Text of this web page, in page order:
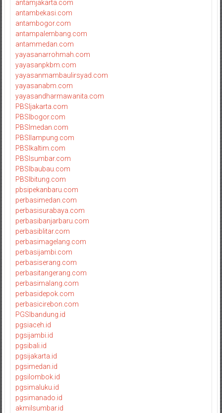
antamjakarta.com
antambekasi.com
antambogor.com
antampalembang.com
antammedan.com
yayasanarrohmah.com
yayasanpkbm.com
yayasanmambaulirsyad.com
yayasanabm.com
yayasandharmawanita.com
PBSIjakarta.com
PBSIbogor.com
PBSImedan.com
PBSIlampung.com
PBSIkaltim.com
PBSIsumbar.com
PBSIbaubau.com
PBSIbitung.com
pbsipekanbaru.com
perbasimedan.com
perbasisurabaya.com
perbasibanjarbaru.com
perbasiblitar.com
perbasimagelang.com
perbasijambi.com
perbasiserang.com
perbasitangerang.com
perbasimalang.com
perbasidepok.com
perbasicirebon.com
PGSIbandung.id
pgsiaceh.id
pgsijambi.id
pgsibali.id
pgsijakarta.id
pgsimedan.id
pgsilombok.id
pgsimaluku.id
pgsimanado.id
akmilsumbar.id